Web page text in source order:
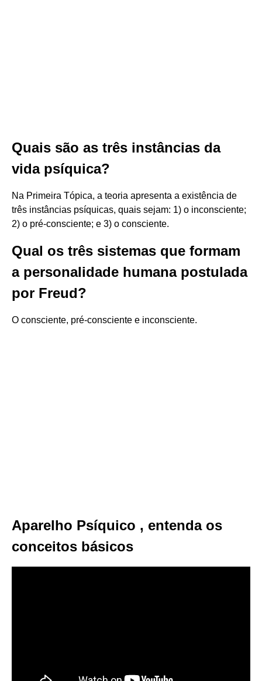
Quais são as três instâncias da
vida psíquica?
Na Primeira Tópica, a teoria apresenta a existência de
três instâncias psíquicas, quais sejam: 1) o inconsciente;
2) o pré-consciente; e 3) o consciente.
Qual os três sistemas que formam
a personalidade humana postulada
por Freud?
O consciente, pré-consciente e inconsciente.
Aparelho Psíquico , entenda os
conceitos básicos